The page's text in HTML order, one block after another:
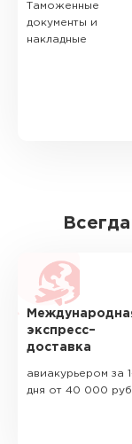
Таможенные
документы и
накладные
экспресс–
доставка
авиакурьером за
дня от 40 000